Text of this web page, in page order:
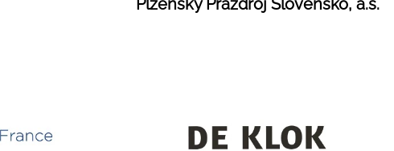
Plzeňský Prazdroj Slovensko, a.s.